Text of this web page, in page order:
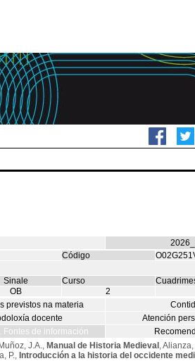
Código
Sinale Curso
OB 2
previstos na materia
docente
Atención
Fontes de información
J.A., Manual de Historia Medieval ,
P., Introducción a la historia del occidente